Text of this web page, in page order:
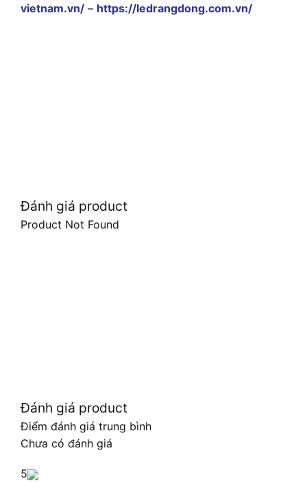
vietnam.vn/ – https://ledrangdong.com.vn/
Đánh giá product
Product Not Found
Đánh giá product
Điểm đánh giá trung bình
Chưa có đánh giá
5